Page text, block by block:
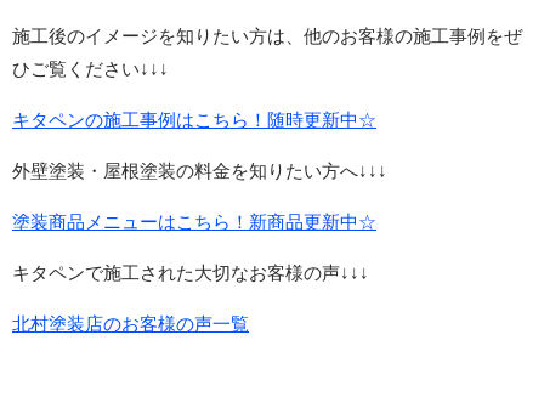
施工後のイメージを知りたい方は、他のお客様の施工事例をぜ
ひご覧ください↓↓↓
キタペンの施工事例はこちら！随時更新中☆
外壁塗装・屋根塗装の料金を知りたい方へ↓↓↓
塗装商品メニューはこちら！新商品更新中☆
キタペンで施工された大切なお客様の声↓↓↓
北村塗装店のお客様の声一覧